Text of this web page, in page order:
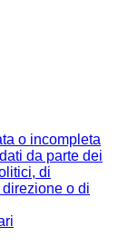
o incompleta
da parte dei
di
o di